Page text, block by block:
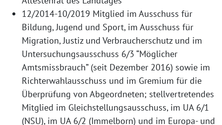
12/2014-10/2019 Mitglied im Ausschuss für
Bildung, Jugend und Sport, im Ausschuss für
Migration, Justiz und Verbraucherschutz und im
Untersuchungsausschuss 6/3 “Möglicher
Amtsmissbrauch” (seit Dezember 2016) sowie im
Richterwahlausschuss und im Gremium für die
Überprüfung von Abgeordneten; stellvertretendes
Mitglied im Gleichstellungsausschuss, im UA 6/1
(NSU), im UA 6/2 (Immelborn) und im Europa- und